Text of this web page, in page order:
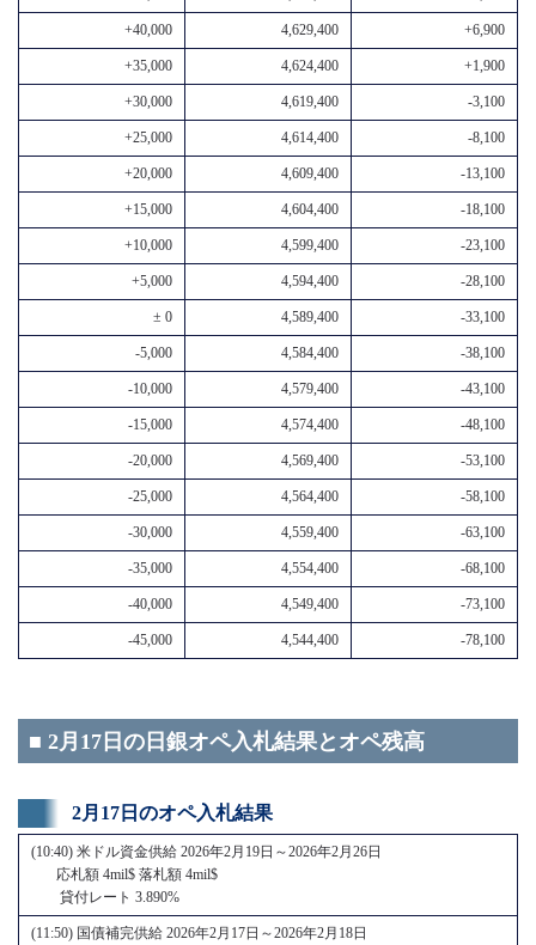
+40,000 4,629,400 +6,900
+35,000 4,624,400 +1,900
+30,000 4,619,400 -3,100
+25,000 4,614,400 -8,100
+20,000 4,609,400 -13,100
+15,000 4,604,400 -18,100
+10,000 4,599,400 -23,100
+5,000 4,594,400 -28,100
± 0 4,589,400 -33,100
-5,000 4,584,400 -38,100
-10,000 4,579,400 -43,100
-15,000 4,574,400 -48,100
-20,000 4,569,400 -53,100
-25,000 4,564,400 -58,100
-30,000 4,559,400 -63,100
-35,000 4,554,400 -68,100
-40,000 4,549,400 -73,100
-45,000 4,544,400 -78,100
■ 2月17日の日銀オペ入札結果とオペ残高
2月17日のオペ入札結果
(10:40) 米ドル資金供給 2026年2月19日～2026年2月26日
応札額 4mil$ 落札額 4mil$
貸付レート 3.890%
(11:50) 国債補完供給 2026年2月17日～2026年2月18日